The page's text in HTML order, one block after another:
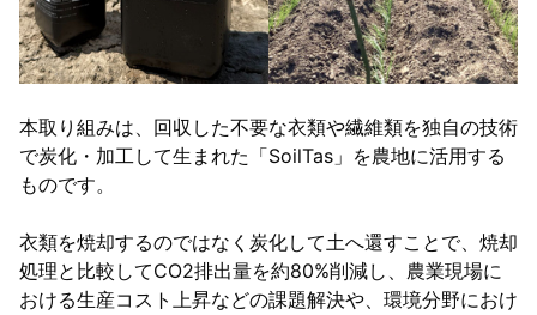
会社概要
会社概要
主な取引先
資料ダウンロード
本取り組みは、回収した不要な衣類や繊維類を独自の技術
で炭化・加工して生まれた「SoilTas」を農地に活用する
ものです。
衣類を焼却するのではなく炭化して土へ還すことで、焼却
処理と比較してCO2排出量を約80%削減し、農業現場に
おける生産コスト上昇などの課題解決や、環境分野におけ